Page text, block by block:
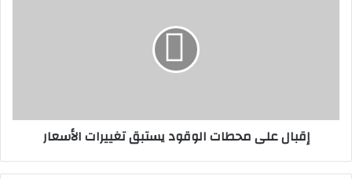
إقبال على محطات الوقود يستبق تغييرات الأسعار